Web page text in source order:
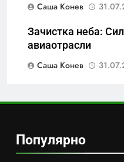
Саша Конев
Зачистка неба:
авиаотрасли
Саша Конев
Популярно